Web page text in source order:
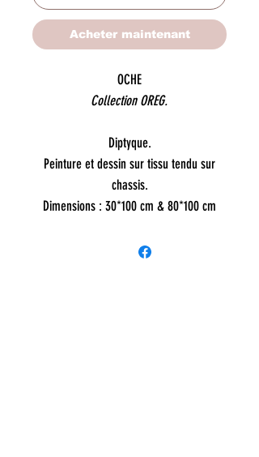
Acheter maintenant
OCHE
Collection OREG.
Diptyque.
Peinture et dessin sur tissu tendu sur
chassis.
Dimensions : 30*100 cm & 80*100 cm